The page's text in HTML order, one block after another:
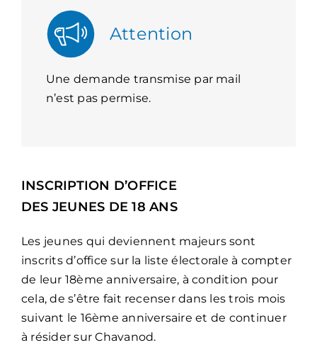
Attention
Une demande transmise par mail
n’est pas permise.
INSCRIPTION D’OFFICE
DES JEUNES DE 18 ANS
Les jeunes qui deviennent majeurs sont
inscrits d’office sur la liste électorale à compter
de leur 18ème anniversaire, à condition pour
cela, de s’être fait recenser dans les trois mois
suivant le 16ème anniversaire et de continuer
à résider sur Chavanod.